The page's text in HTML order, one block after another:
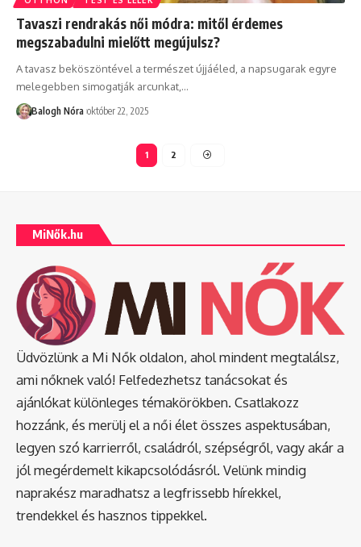
Tavaszi rendrakás női módra: mitől érdemes
megszabadulni mielőtt megújulsz?
A tavasz beköszöntével a természet újjáéled, a napsugarak egyre
melegebben simogatják arcunkat, …
Balogh Nóra október 22, 2025
1 2
MiNők.hu
Üdvözlünk a Mi Nők oldalon, ahol mindent megtalálsz,
ami nőknek való! Felfedezhetsz tanácsokat és
ajánlókat különleges témakörökben. Csatlakozz
hozzánk, és merülj el a női élet összes aspektusában,
legyen szó karrierről, családról, szépségről, vagy akár a
jól megérdemelt kikapcsolódásról. Velünk mindig
naprakész maradhatsz a legfrissebb hírekkel,
trendekkel és hasznos tippekkel.